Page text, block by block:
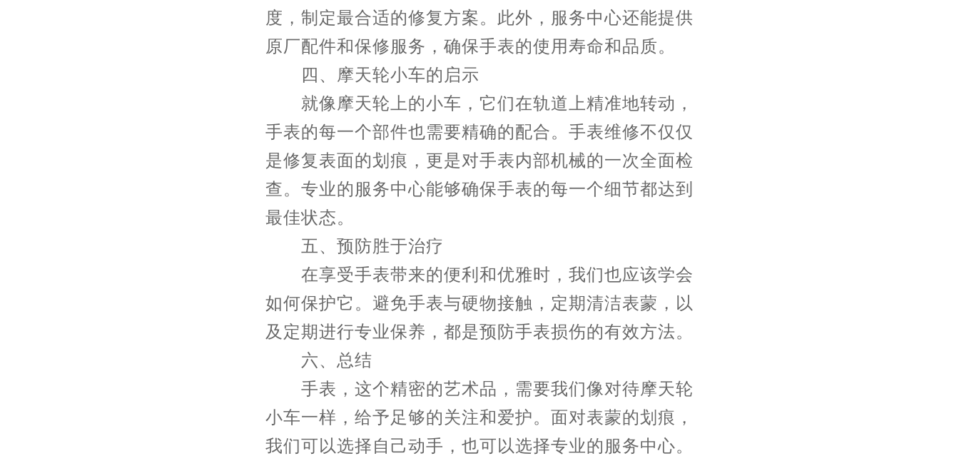
度，制定最合适的修复方案。此外，服务中心还能提供
原厂配件和保修服务，确保手表的使用寿命和品质。
四、摩天轮小车的启示
就像摩天轮上的小车，它们在轨道上精准地转动，
手表的每一个部件也需要精确的配合。手表维修不仅仅
是修复表面的划痕，更是对手表内部机械的一次全面检
查。专业的服务中心能够确保手表的每一个细节都达到
最佳状态。
五、预防胜于治疗
在享受手表带来的便利和优雅时，我们也应该学会
如何保护它。避免手表与硬物接触，定期清洁表蒙，以
及定期进行专业保养，都是预防手表损伤的有效方法。
六、总结
手表，这个精密的艺术品，需要我们像对待摩天轮
小车一样，给予足够的关注和爱护。面对表蒙的划痕，
我们可以选择自己动手，也可以选择专业的服务中心。